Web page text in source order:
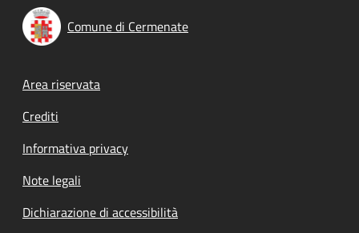
Comune di Cermenate
Footer menu
Area riservata
Crediti
Informativa privacy
Note legali
Dichiarazione di accessibilità